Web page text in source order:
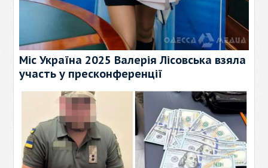
Міс Україна 2025 Валерія Лісовська взяла
участь у пресконференції